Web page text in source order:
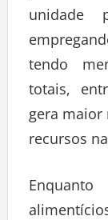
unidade
tendo
totais,
gera maior
recursos